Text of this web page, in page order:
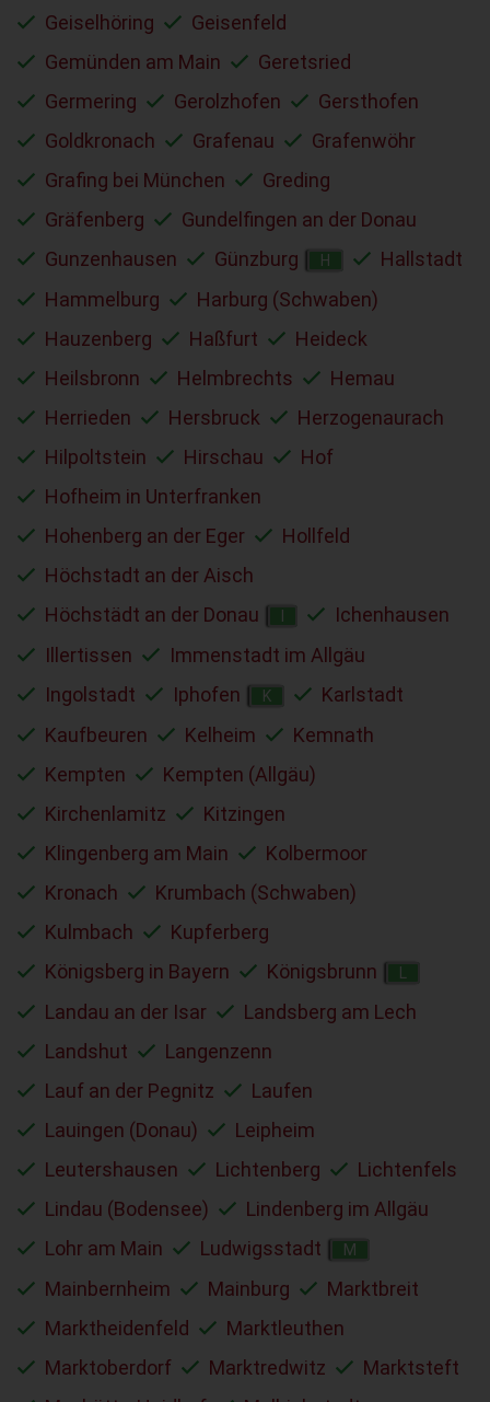
Geiselhöring
Geisenfeld
Gemünden am Main
Geretsried
Germering
Gerolzhofen
Gersthofen
Goldkronach
Grafenau
Grafenwöhr
Grafing bei München
Greding
Gräfenberg
Gundelfingen an der Donau
Gunzenhausen
Günzburg H
Hallstadt
Hammelburg
Harburg (Schwaben)
Hauzenberg
Haßfurt
Heideck
Heilsbronn
Helmbrechts
Hemau
Herrieden
Hersbruck
Herzogenaurach
Hilpoltstein
Hirschau
Hof
Hofheim in Unterfranken
Hohenberg an der Eger
Hollfeld
Höchstadt an der Aisch
Höchstädt an der Donau
Ichenhausen
Illertissen
Immenstadt im Allgäu
Ingolstadt
Iphofen K
Karlstadt
Kaufbeuren
Kelheim
Kemnath
Kempten
Kempten (Allgäu)
Kirchenlamitz
Kitzingen
Klingenberg am Main
Kolbermoor
Kronach
Krumbach (Schwaben)
Kulmbach
Kupferberg
Königsberg in Bayern
Königsbrunn
Landau an der Isar
Landsberg am Lech
Landshut
Langenzenn
Lauf an der Pegnitz
Laufen
Lauingen (Donau)
Leipheim
Leutershausen
Lichtenberg
Lichtenfels
Lindau (Bodensee)
Lindenberg im Allgäu
Lohr am Main
Ludwigsstadt M
Mainbernheim Mainburg
Marktbreit
Marktheidenfeld
Marktleuthen
Marktoberdorf
Marktredwitz
Marktsteft